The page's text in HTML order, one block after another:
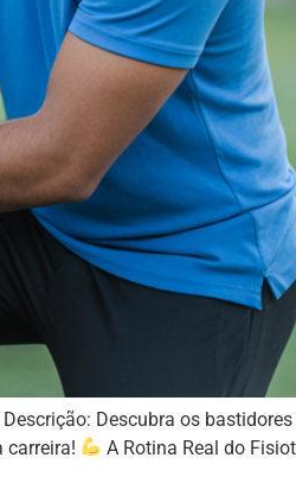
Descubra os
carreira!
A Rotina Real do